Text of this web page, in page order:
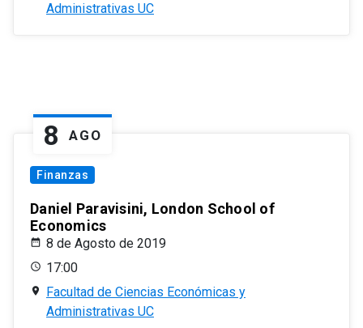
Administrativas UC
8 AGO
Finanzas
Daniel Paravisini, London School of
Economics
8 de Agosto de 2019
17:00
Facultad de Ciencias Económicas y
Administrativas UC